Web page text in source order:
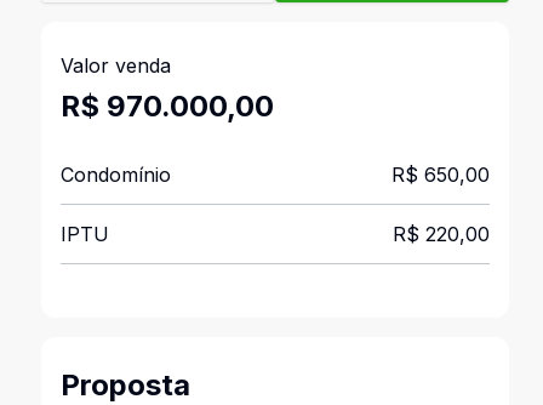
Valor venda
R$ 970.000,00
Condomínio R$ 650,00
IPTU R$ 220,00
Proposta